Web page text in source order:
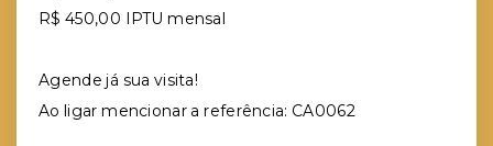
R$ 450,00 IPTU mensal
Agende já sua visita!
Ao ligar mencionar a referência: CA0062